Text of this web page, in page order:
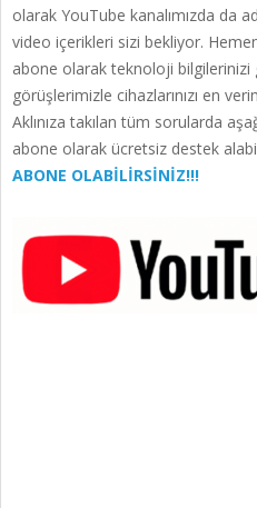
olarak YouTube kanalımızda da
video içerikleri sizi bekliyor.
abone olarak teknoloji bilgilerinizi
görüşlerimizle cihazlarınızı en
Aklınıza takılan tüm sorularda
abone olarak ücretsiz destek
ABONE OLABİLİRSİNİZ!!!